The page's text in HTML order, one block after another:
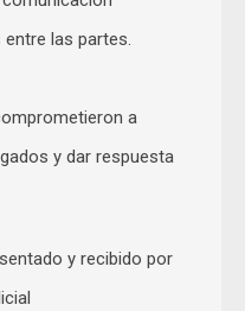
las partes.
a
y dar respuesta
y recibido por